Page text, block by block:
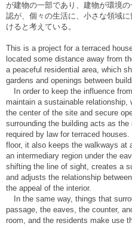
が建物の一部であり、建物が環境
認が、個々の生活に、小さな領域
けると考えている。
This is a project for a terraced
located some distance away from
a peaceful residential area, which
gardens and openings between
In order to keep the influence
maintain a sustainable
the center of the site and secure
surrounding the building acts as
required by law for terraced
floor, it also keeps the walkways at
an intermediary region under the
shifting the line of sight, creates a
and adjusts the relationship
the appeal of the interior.
In the same way, things that
passage, the eaves, the counter,
room, and the residents make use